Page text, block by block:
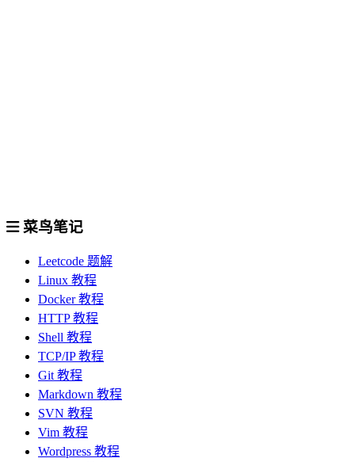
菜鸟笔记
Leetcode 题解
Linux 教程
Docker 教程
HTTP 教程
Shell 教程
TCP/IP 教程
Git 教程
Markdown 教程
SVN 教程
Vim 教程
Wordpress 教程